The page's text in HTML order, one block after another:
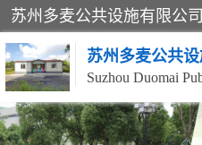
苏州多麦公共
Suzhou Duomai